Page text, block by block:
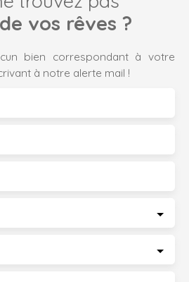
vos rêves ?
bien correspondant à votre
à notre alerte mail !